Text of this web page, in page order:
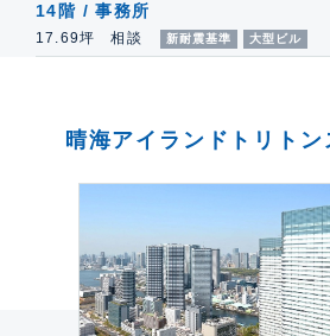
14階 / 事務所
17.69坪 相談 新耐震基準 大型ビル
晴海アイランドトリト